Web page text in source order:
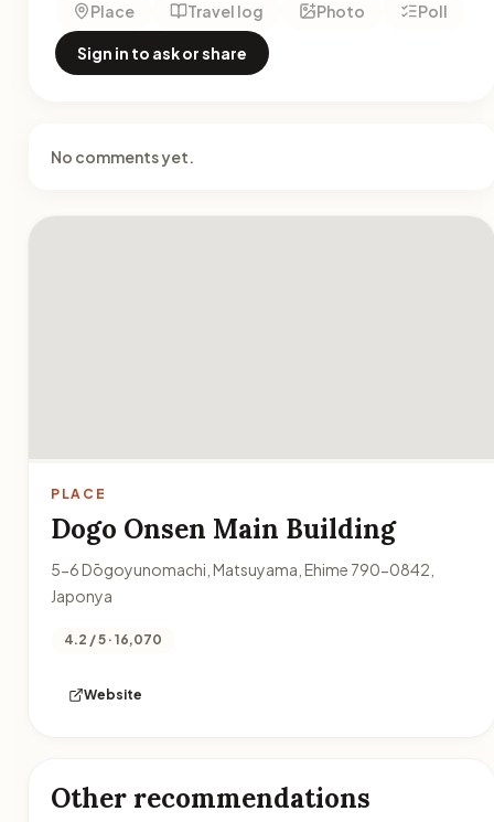
Place Travel log Photo Poll
Sign in to ask or share
No comments yet.
PLACE
Dogo Onsen Main Building
5-6 Dōgoyunomachi, Matsuyama, Ehime 790-0842,
Japonya
4.2 / 5 · 16,070
Website
Other recommendations